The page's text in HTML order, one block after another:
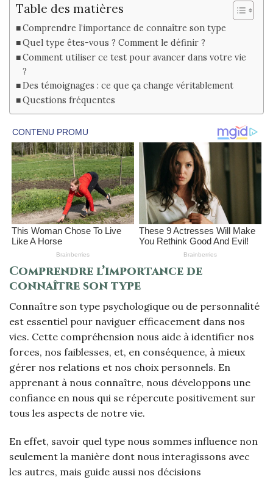
Table des matières
Comprendre l’importance de connaître son type
Quel type êtes-vous ? Comment le définir ?
Comment utiliser ce test pour avancer dans votre vie
?
Des témoignages : ce que ça change véritablement
Questions fréquentes
Comprendre l’importance de
connaître son type
Connaître son type psychologique ou de personnalité
est essentiel pour naviguer efficacement dans nos
vies. Cette compréhension nous aide à identifier nos
forces, nos faiblesses, et, en conséquence, à mieux
gérer nos relations et nos choix personnels. En
apprenant à nous connaître, nous développons une
confiance en nous qui se répercute positivement sur
tous les aspects de notre vie.
En effet, savoir quel type nous sommes influence non
seulement la manière dont nous interagissons avec
les autres, mais guide aussi nos décisions